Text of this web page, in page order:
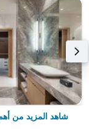
شاهد المزيد من